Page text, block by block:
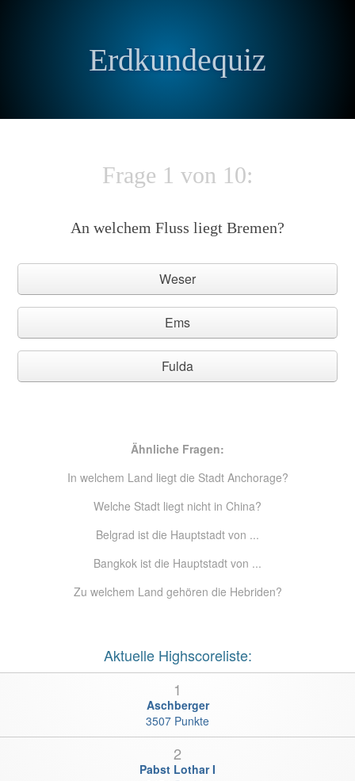
Erdkundequiz
Frage 1 von 10:
An welchem Fluss liegt Bremen?
Weser
Ems
Fulda
Ähnliche Fragen:
In welchem Land liegt die Stadt Anchorage?
Welche Stadt liegt nicht in China?
Belgrad ist die Hauptstadt von ...
Bangkok ist die Hauptstadt von ...
Zu welchem Land gehören die Hebriden?
Aktuelle Highscoreliste:
1
Aschberger
3507 Punkte
2
Pabst Lothar I